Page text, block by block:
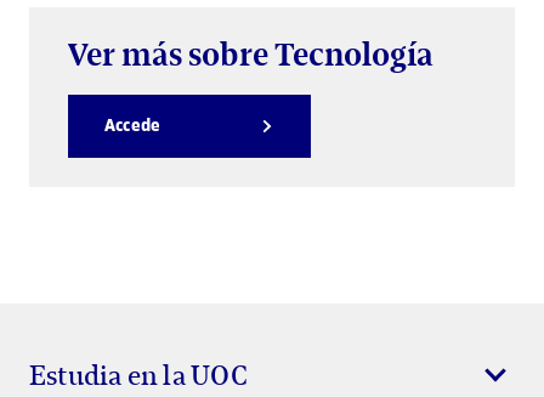
Ver más sobre Tecnología
Accede
Estudia en la UOC